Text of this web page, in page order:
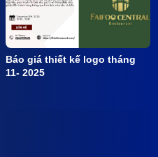
Báo giá thiết kế logo tháng
11- 2025